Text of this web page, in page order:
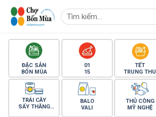
Skip
Tìm
kiếm:
ĐẶC SẢN
BỐN MÙA
01
15
TẾT
TRUNG THU
TRÁI CÂY
SẤY THĂNG
BALO
VALI
THỦ CÔNG
MỸ NGHỆ